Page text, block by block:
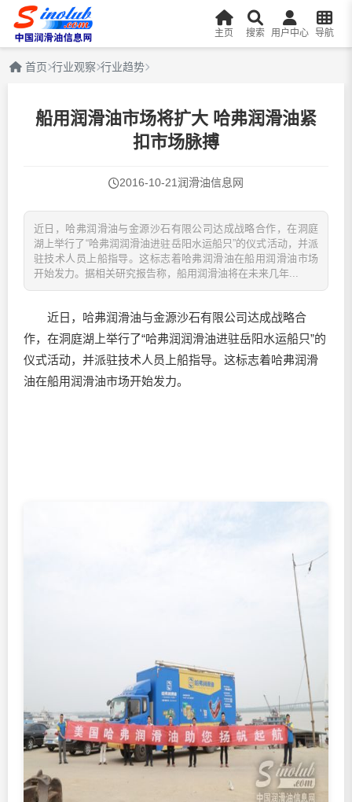
主页 搜索 用户中心 导航
首页 行业观察 行业趋势
船用润滑油市场将扩大 哈弗润滑油紧
扣市场脉搏
2016-10-21润滑油信息网
近日，哈弗润滑油与金源沙石有限公司达成战略合作，在洞庭
湖上举行了“哈弗润润滑油进驻岳阳水运船只”的仪式活动，并派
驻技术人员上船指导。这标志着哈弗润滑油在船用润滑油市场
开始发力。据相关研究报告称，船用润滑油将在未来几年...
近日，哈弗润滑油与金源沙石有限公司达成战略合
作，在洞庭湖上举行了“哈弗润润滑油进驻岳阳水运船只”的
仪式活动，并派驻技术人员上船指导。这标志着哈弗润滑
油在船用润滑油市场开始发力。